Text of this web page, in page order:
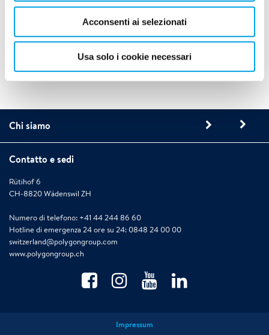
Acconsenti ai selezionati
Usa solo i cookie necessari
2024
2022
Chi siamo
Contatto e sedi
Rütihof 6
CH-8820 Wädenswil ZH
Numero di telefono: +41 44 244 86 60
Hotline di emergenza 24 ore su 24: 0848 24 00 00
switzerland@polygongroup.com
www.polygongroup.ch
Impressum